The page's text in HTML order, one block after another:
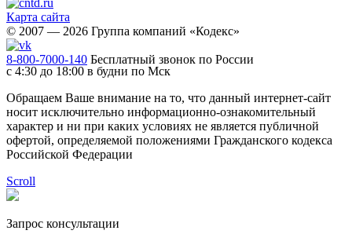
Карта сайта
© 2007 — 2026 Группа компаний «Кодекс»
8-800-7000-140 Бесплатный звонок по России
с 4:30 до 18:00 в будни по Мск
Обращаем Ваше внимание на то, что данный интернет-сайт
носит исключительно информационно-ознакомительный
характер и ни при каких условиях не является публичной
офертой, определяемой положениями Гражданского кодекса
Российской Федерации
Scroll
Запрос консультации